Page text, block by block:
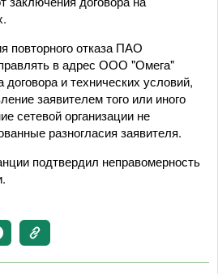
повторного отказа ПАО
в адрес ООО "Омега"
и технических условий,
заявителем того или иного
сетевой организации не
разногласия заявителя.
подтвердил неправомерность